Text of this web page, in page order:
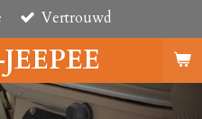
Vertrouwd